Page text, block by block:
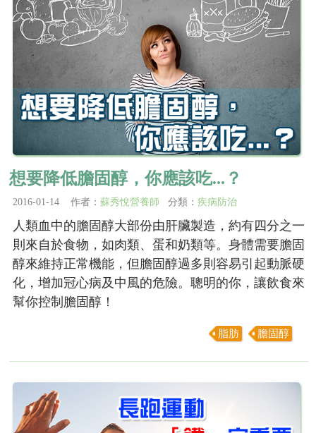
想要降低膽固醇，你應該吃...？
2016-01-14 作者： 蘇秀悅營養師 分類： 疾病防治
人類血中的膽固醇大部份由肝臟製造，約有四分之一
則來自於食物，如肉類、蛋和奶類等。身體需要膽固
醇來維持正常機能，但膽固醇過多則容易引起動脈硬
化，增加冠心病及中風的危險。聰明的你，讓飲食來
幫你控制膽固醇！
脂肪 膽固醇